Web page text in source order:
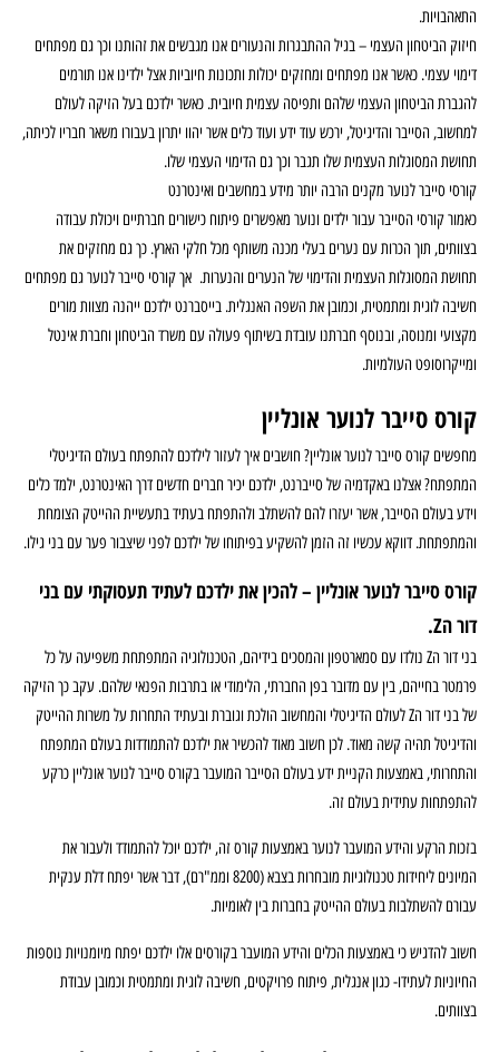
התאהבויות.
חיזוק הביטחון העצמי – בגיל ההתבגרות והנעורים אנו מגבשים את זהותנו וכך גם מפתחים
דימוי עצמי. כאשר אנו מפתחים ומחזקים יכולות ותכונות חיוביות אצל ילדינו אנו תורמים
להגברת הביטחון העצמי שלהם ותפיסה עצמית חיובית. כאשר ילדכם בעל הזיקה לעולם
למחשוב, הסייבר והדיגיטל, ירכש עוד ידע ועוד כלים אשר יהוו יתרון בעבורו משאר חבריו לכיתה,
תחושת המסוגלות העצמית שלו תגבר וכך גם הדימוי העצמי שלו.
קורסי סייבר לנוער מקנים הרבה יותר מידע במחשבים ואינטרנט
כאמור קורסי הסייבר עבור ילדים ונוער מאפשרים פיתוח כישורים חברתיים ויכולת עבודה
בצוותים, תוך הכרות עם נערים בעלי מכנה משותף מכל חלקי הארץ. כך גם מחזקים את
תחושת המסוגלות העצמית והדימוי של הנערים והנערות. אך קורסי סייבר לנוער גם מפתחים
חשיבה לוגית ומתמטית, וכמובן את השפה האנגלית. בייסברנט ילדכם ייהנה מצוות מורים
מקצועי ומנוסה, ובנוסף חברתנו עובדת בשיתוף פעולה עם משרד הביטחון וחברת אינטל
ומייקרוסופט העולמיות.
קורס סייבר לנוער אונליין
מחפשים קורס סייבר לנוער אונליין? חושבים איך לעזור לילדכם להתפתח בעולם הדיגיטלי
המתפתח? אצלנו באקדמיה של סייברנט, ילדכם יכיר חברים חדשים דרך האינטרנט, ילמד כלים
וידע בעולם הסייבר, אשר יעזרו להם להשתלב ולהתפתח בעתיד בתעשיית ההייטק הצומחת
והמתפתחת. דווקא עכשיו זה הזמן להשקיע בפיתוחו של ילדכם לפני שיצבור פער עם בני גילו.
קורס סייבר לנוער אונליין – להכין את ילדכם לעתיד תעסוקתי עם בני
דור הZ.
בני דור הZ נולדו עם סמארטפון והמסכים בידיהם, הטכנולוגיה המתפתחת משפיעה על כל
פרמטר בחייהם, בין עם מדובר בפן החברתי, הלימודי או בתרבות הפנאי שלהם. עקב כך הזיקה
של בני דור הZ לעולם הדיגיטלי והמחשוב הולכת וגוברת ובעתיד התחרות על משרות ההייטק
והדיגיטל תהיה קשה מאוד. לכן חשוב מאוד להכשיר את ילדכם להתמודדות בעולם המתפתח
והתחרותי, באמצעות הקניית ידע בעולם הסייבר המועבר בקורס סייבר לנוער אונליין כרקע
להתפתחות עתידית בעולם זה.
בזכות הרקע והידע המועבר לנוער באמצעות קורס זה, ילדכם יוכל להתמודד ולעבור את
המיונים ליחידות טכנולוגיות מובחרות בצבא (8200 וממ"רם), דבר אשר יפתח דלת ענקית
עבורם להשתלבות בעולם ההייטק בחברות בין לאומיות.
חשוב להדגיש כי באמצעות הכלים והידע המועבר בקורסים אלו ילדכם יפתח מיומנויות נוספות
החיוניות לעתידו- כגון אנגלית, פיתוח פרויקטים, חשיבה לוגית ומתמטית וכמובן עבודת
בצוותים.